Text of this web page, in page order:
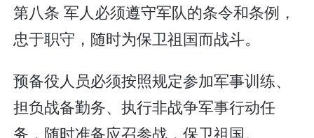
第八条 军人必须遵守军队的条令和条例，
忠于职守，随时为保卫祖国而战斗。
预备役人员必须按照规定参加军事训练、
担负战备勤务、执行非战争军事行动任
务，随时准备应召参战，保卫祖国。